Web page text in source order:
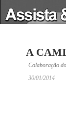
A
Colaboração
30/01/2014